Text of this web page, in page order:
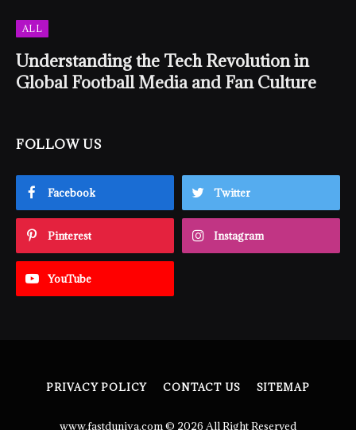
ALL
Understanding the Tech Revolution in
Global Football Media and Fan Culture
FOLLOW US
Facebook Twitter
Pinterest Instagram
YouTube
PRIVACY POLICY CONTACT US SITEMAP
www.fastduniya.com © 2026 All Right Reserved